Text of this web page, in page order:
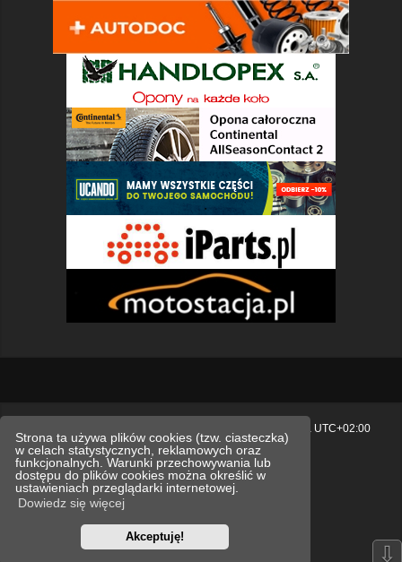
Strona ta używa plików cookies (tzw. ciasteczka)
w celach statystycznych, reklamowych oraz
funkcjonalnych. Warunki przechowywania lub
dostępu do plików cookies można określić w
ustawieniach przeglądarki internetowej.
Dowiedz się więcej
Akceptuję!
Strefa czasowa UTC+02:00
Polityka prywatności.
Technologię dostarczaphpBB® Forum Software © phpBB Limited
Polski pakiet językowy dostarczaphpBB.pl
we_universal created by INVENTEA & v12mike
phpBB SEO ⇩